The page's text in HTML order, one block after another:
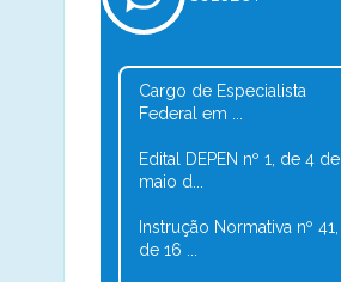
Cargo de Especialista
Federal em ...
Edital DEPEN nº 1, de 4 de
maio d...
Instrução Normativa nº 41,
de 16 ...